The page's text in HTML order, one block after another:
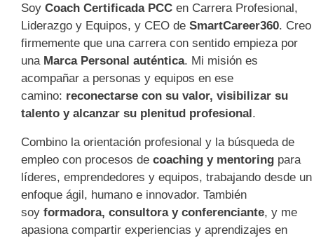
Soy Coach Certificada PCC en Carrera Profesional,
Liderazgo y Equipos, y CEO de SmartCareer360. Creo
firmemente que una carrera con sentido empieza por
una Marca Personal auténtica. Mi misión es
acompañar a personas y equipos en ese
camino: reconectarse con su valor, visibilizar su
talento y alcanzar su plenitud profesional.
Combino la orientación profesional y la búsqueda de
empleo con procesos de coaching y mentoring para
líderes, emprendedores y equipos, trabajando desde un
enfoque ágil, humano e innovador. También
soy formadora, consultora y conferenciante, y me
apasiona compartir experiencias y aprendizajes en